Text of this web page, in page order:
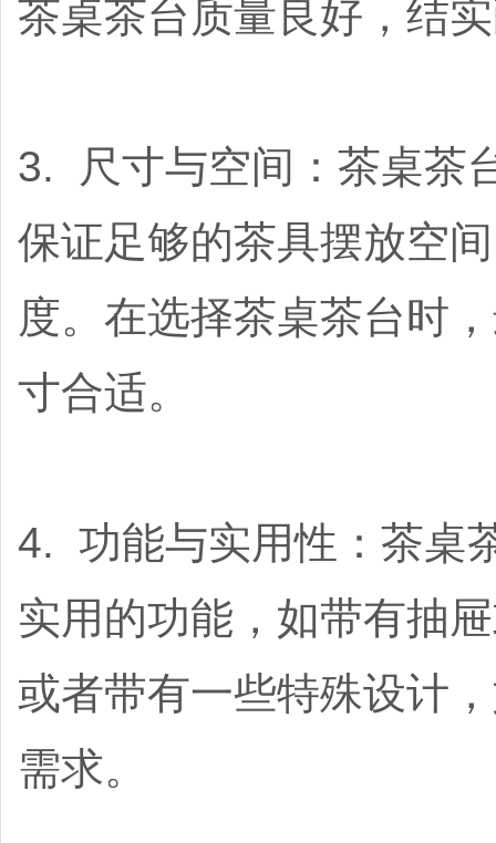
茶桌茶台质量良好，结
3. 尺寸与空间：茶桌茶
保证足够的茶具摆放空
度。在选择茶桌茶台时
寸合适。
4. 功能与实用性：茶桌
实用的功能，如带有抽
或者带有一些特殊设计
需求。